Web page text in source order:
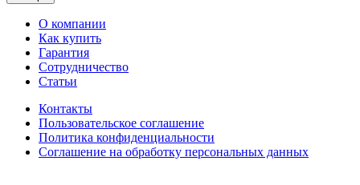
О компании
Как купить
Гарантия
Сотрудничество
Статьи
Контакты
Пользовательское соглашение
Политика конфиденциальности
Соглашение на обработку персональных данных